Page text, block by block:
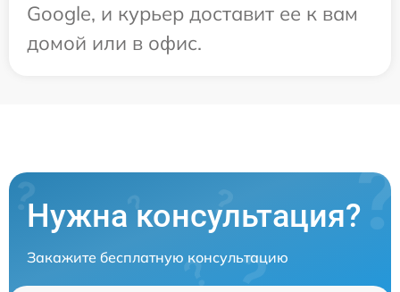
Google, и курьер доставит ее к вам
домой или в офис.
Нужна консультация?
Закажите бесплатную консультацию